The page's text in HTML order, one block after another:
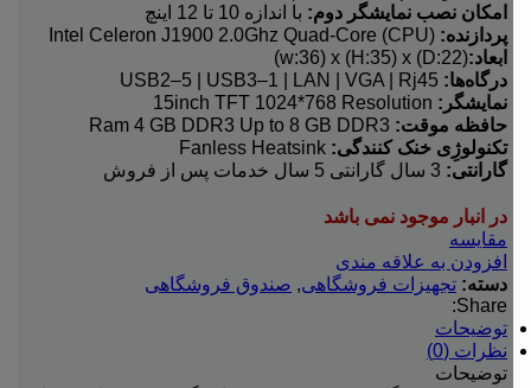
امکان نصب نمایشگر دوم: با اندازه 10 تا 12 اینچ
پردازنده: (CPU) Intel Celeron J1900 2.0Ghz Quad-Core
ابعاد:w:36) x (H:35) x (D:22))
درگاه‌ها:
نمایشگر:
حافظه موقت:
تکنولوژِی خنک کنندگی:
گارانتی:
در انبار موجود نمی باشد
مقایسه
افزودن به علاقه مندی
دسته: تجهیزات فروشگاهی, صندوق فروشگاهی
Share:
توضیحات
نظرات (0)
توضیحات